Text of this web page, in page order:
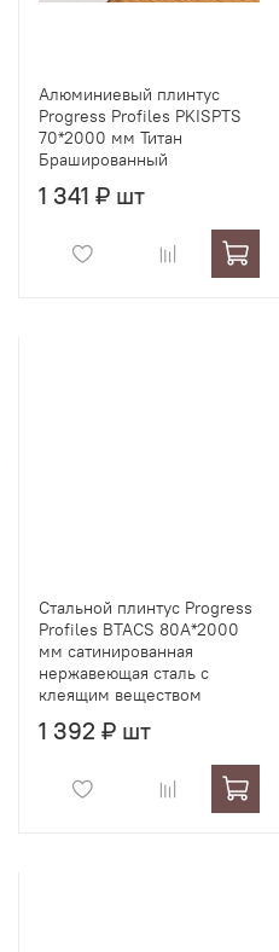
Алюминиевый плинтус
Progress Profiles PKISPTS
70*2000 мм Титан
Брашированный
1 341 ₽ шт
Стальной плинтус Progress
Profiles BTACS 80А*2000
мм сатинированная
нержавеющая сталь с
клеящим веществом
1 392 ₽ шт